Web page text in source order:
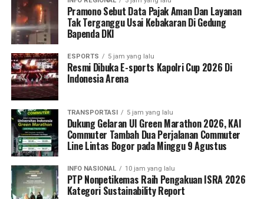
Pramono Sebut Data Pajak Aman Dan Layanan
Tak Terganggu Usai Kebakaran Di Gedung
Bapenda DKI
ESPORTS 5 jam yang lalu
Resmi Dibuka E-sports Kapolri Cup 2026 Di
Indonesia Arena
TRANSPORTASI 5 jam yang lalu
Dukung Gelaran UI Green Marathon 2026, KAI
Commuter Tambah Dua Perjalanan Commuter
Line Lintas Bogor pada Minggu 9 Agustus
INFO NASIONAL 10 jam yang lalu
PTP Nonpetikemas Raih Pengakuan ISRA 2026
Kategori Sustainability Report